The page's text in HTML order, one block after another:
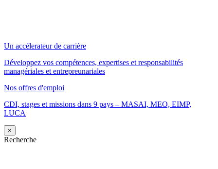
Un accélerateur de carrière
Développez vos compétences, expertises et responsabilités
managériales et entrepreunariales
Nos offres d'emploi
CDI, stages et missions dans 9 pays – MASAI, MEO, EIMP,
LUCA
×
Recherche